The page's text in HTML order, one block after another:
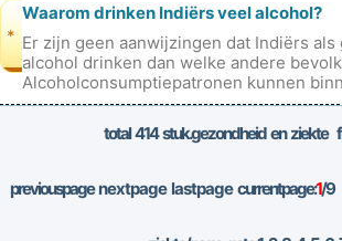
*
Waarom drinken Indiërs veel alcohol?
Er zijn geen aanwijzingen dat Indiërs
alcohol drinken dan welke andere
Alcoholconsumptiepatronen kunnen
variëren, afhankelijk v
total414stuk.gezondheid en ziekte
previouspagenextpage lastpagecurrentpage:1/9